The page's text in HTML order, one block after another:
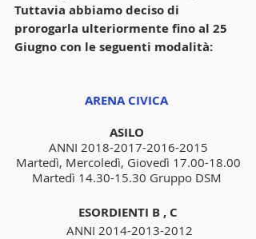
Tuttavia abbiamo deciso di
prorogarla ulteriormente fino al 25
Giugno con le seguenti modalità:
ARENA CIVICA
ASILO
ANNI 2018-2017-2016-2015
Martedì, Mercoledì, Giovedì 17.00-18.00
Martedì 14.30-15.30 Gruppo DSM
ESORDIENTI B , C
ANNI 2014-2013-2012